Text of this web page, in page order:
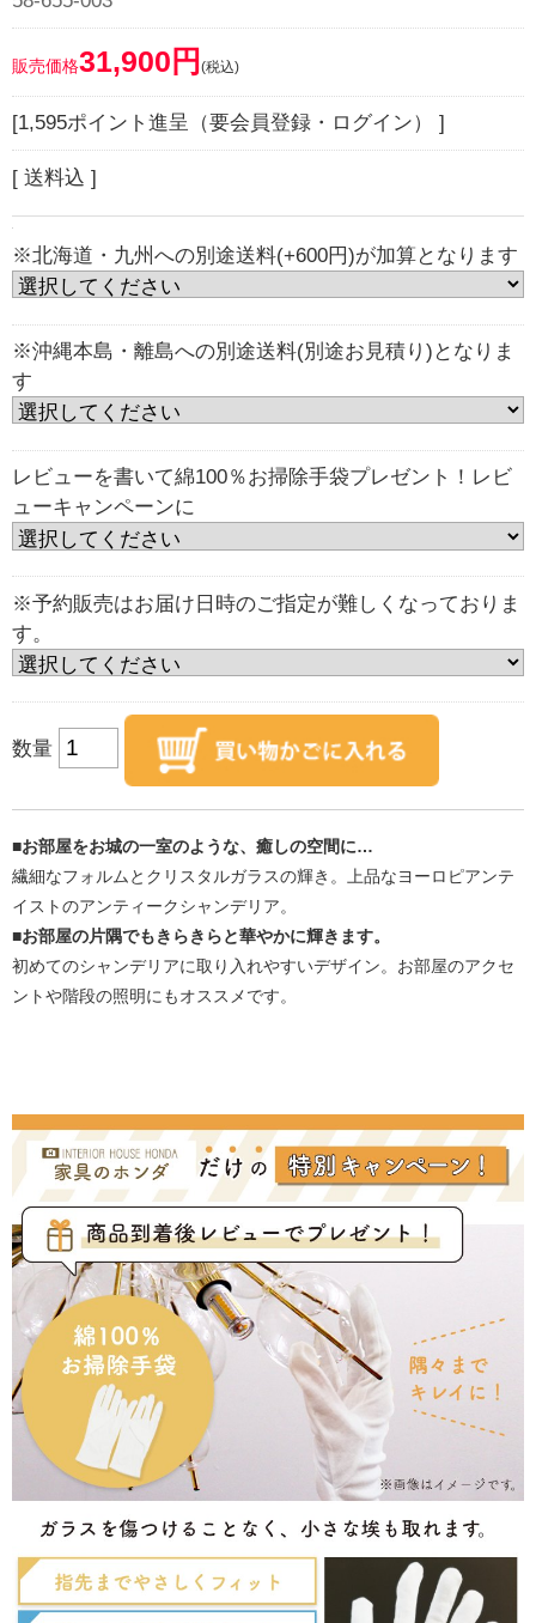
販売価格31,900円 (税込)
[1,595ポイント進呈（要会員登録・ログイン） ]
[ 送料込 ]
※北海道・九州への別途送料(+600円)が加算となります
※沖縄本島・離島への別途送料(別途お見積り)となりま
す
レビューを書いて綿100％お掃除手袋プレゼント！レビ
ューキャンペーンに
※予約販売はお届け日時のご指定が難しくなっておりま
す。
数量
■お部屋をお城の一室のような、癒しの空間に…
繊細なフォルムとクリスタルガラスの輝き。上品なヨーロピアンテ
イストのアンティークシャンデリア。
■お部屋の片隅でもきらきらと華やかに輝きます。
初めてのシャンデリアに取り入れやすいデザイン。お部屋のアクセ
ントや階段の照明にもオススメです。